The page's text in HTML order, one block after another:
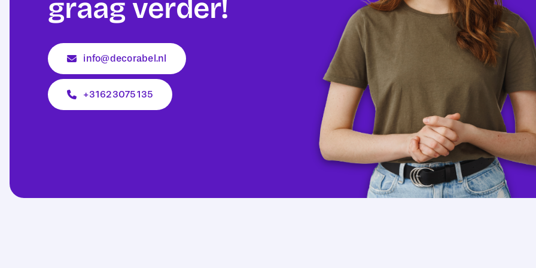
graag verder!
info@decorabel.nl
+31623075135